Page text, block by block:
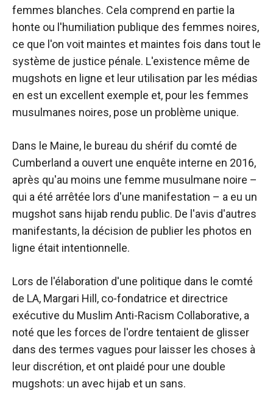
femmes blanches. Cela comprend en partie la
honte ou l'humiliation publique des femmes noires,
ce que l'on voit maintes et maintes fois dans tout le
système de justice pénale. L'existence même de
mugshots en ligne et leur utilisation par les médias
en est un excellent exemple et, pour les femmes
musulmanes noires, pose un problème unique.
Dans le Maine, le bureau du shérif du comté de
Cumberland a ouvert une enquête interne en 2016,
après qu'au moins une femme musulmane noire –
qui a été arrêtée lors d'une manifestation – a eu un
mugshot sans hijab rendu public. De l'avis d'autres
manifestants, la décision de publier les photos en
ligne était intentionnelle.
Lors de l'élaboration d'une politique dans le comté
de LA, Margari Hill, co-fondatrice et directrice
exécutive du Muslim Anti-Racism Collaborative, a
noté que les forces de l'ordre tentaient de glisser
dans des termes vagues pour laisser les choses à
leur discrétion, et ont plaidé pour une double
mugshots: un avec hijab et un sans.